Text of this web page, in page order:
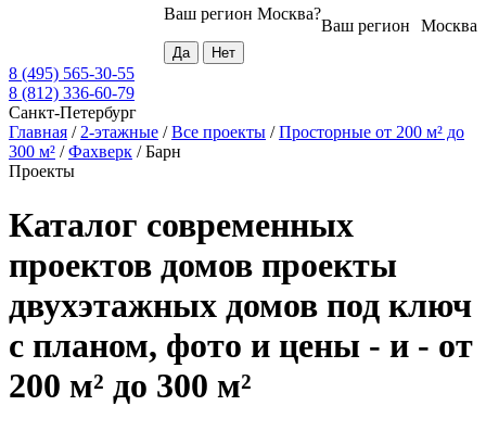
Москва
Ваш регион
Ваш регион Москва?
8 (495) 565-30-55
8 (812) 336-60-79
Санкт-Петербург
Главная / 2-этажные /Все проекты /Просторные от 200 м² до
300 м² /Фахверк /Барн
Проекты
Каталог современных
проектов домов проекты
двухэтажных домов под ключ
с планом, фото и цены - и - от
200 м² до 300 м²